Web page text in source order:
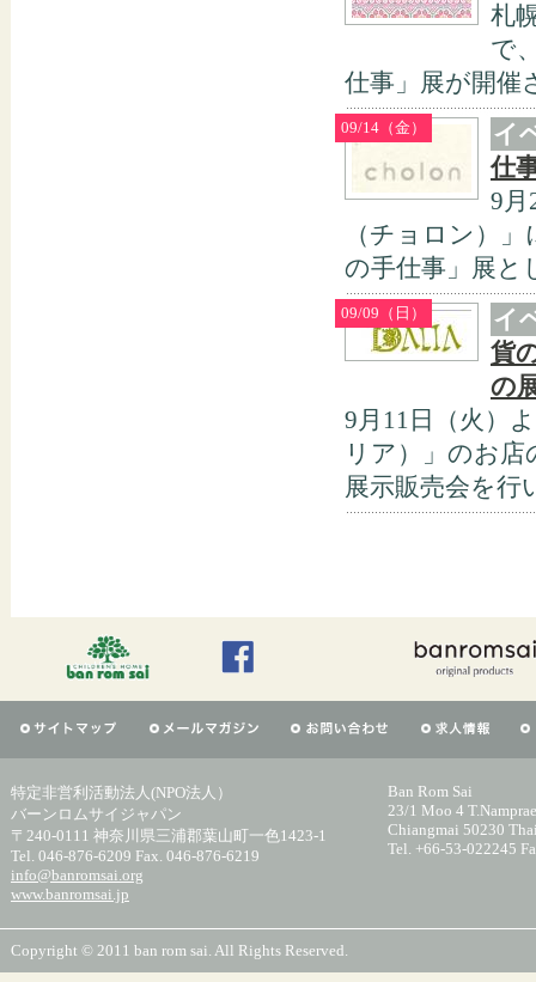
札
で
仕事」展が開催
09/14（金）
イ
仕
9月
（チョロン）
の手仕事」展と
09/09（日）
イ
貨
の
9月11日（火）
リア）」のお
展示販売会を行
特定非営利活動法人(NPO法人）
バーンロムサイジャパン
〒240-0111 神奈川県三浦郡葉山町一色1423-1
Tel. 046-876-6209 Fax. 046-876-6219
info@banromsai.org
www.banromsai.jp
Ban Rom Sai
23/1 Moo 4
Chiangmai 50230
Tel. +66-53-022245
Copyright © 2011 ban rom sai. All Rights Reserved.